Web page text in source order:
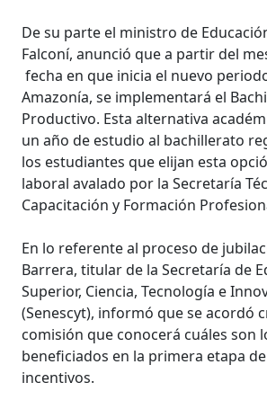
De su parte el ministro de
Falconí, anunció que a partir del
fecha en que inicia el nuevo
Amazonía, se implementará el
Productivo. Esta alternativa
un año de estudio al bachillerato
los estudiantes que elijan esta
laboral avalado por la Secretaría
Capacitación y Formación
En lo referente al proceso de
Barrera, titular de la Secretaría de
Superior, Ciencia, Tecnología e
(Senescyt), informó que se acordó
comisión que conocerá cuáles son
beneficiados en la primera etapa
incentivos.